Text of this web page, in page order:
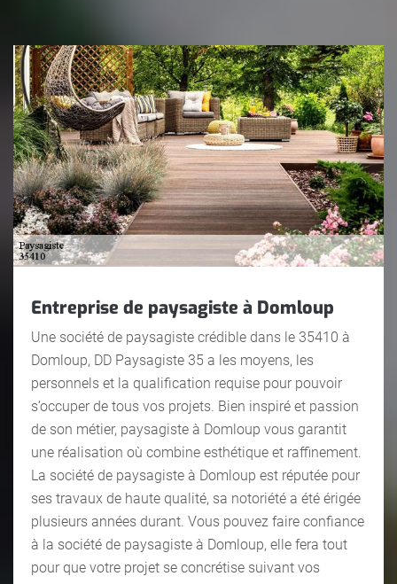
Entreprise de paysagiste à Domloup
Une société de paysagiste crédible dans le 35410 à
Domloup, DD Paysagiste 35 a les moyens, les
personnels et la qualification requise pour pouvoir
s’occuper de tous vos projets. Bien inspiré et passion
de son métier, paysagiste à Domloup vous garantit
une réalisation où combine esthétique et raffinement.
La société de paysagiste à Domloup est réputée pour
ses travaux de haute qualité, sa notoriété a été érigée
plusieurs années durant. Vous pouvez faire confiance
à la société de paysagiste à Domloup, elle fera tout
pour que votre projet se concrétise suivant vos